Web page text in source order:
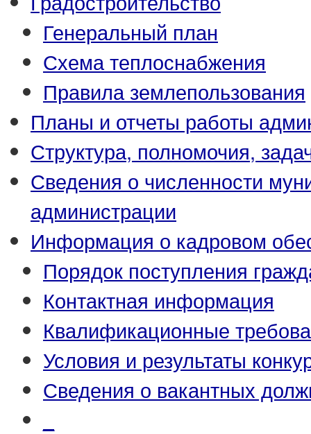
Генеральный план
Схема теплоснабжения
Правила землепользования
Планы и отчеты работы
Структура, полномочия,
Сведения о численности
администрации
Информация о кадровом
Порядок поступления
Контактная информация
Квалификационные
Условия и результаты
Сведения о вакантных